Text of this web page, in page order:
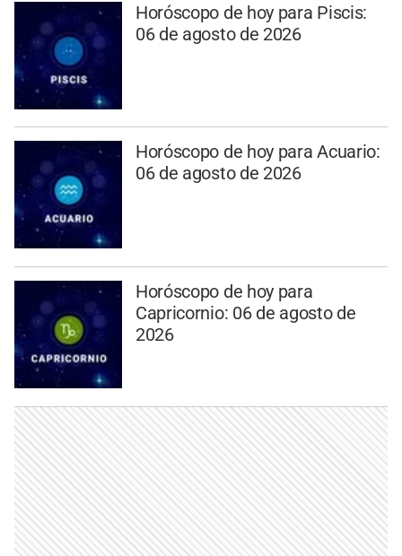
Horóscopo de hoy para Piscis:
06 de agosto de 2026
Horóscopo de hoy para Acuario:
06 de agosto de 2026
Horóscopo de hoy para
Capricornio: 06 de agosto de
2026